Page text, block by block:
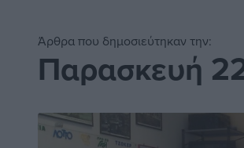
Άρθρα που δημοσιεύτηκαν την:
Παρασκευή